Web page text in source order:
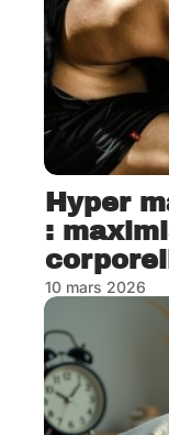
Hyper
:
10 mars 2026